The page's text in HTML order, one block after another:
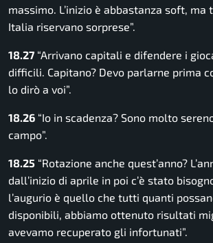
massimo. L’inizio è abbastanza soft,
Italia riservano sorprese”.
18.27 “Arrivano capitali e difendere i
difficili. Capitano? Devo parlarne prima
lo dirò a voi”.
18.26 “Io in scadenza? Sono molto
campo”.
18.25 “Rotazione anche quest’anno?
dall’inizio di aprile in poi c’è stato
l’augurio è quello che tutti quanti
disponibili, abbiamo ottenuto risultati
avevamo recuperato gli infortunati”.